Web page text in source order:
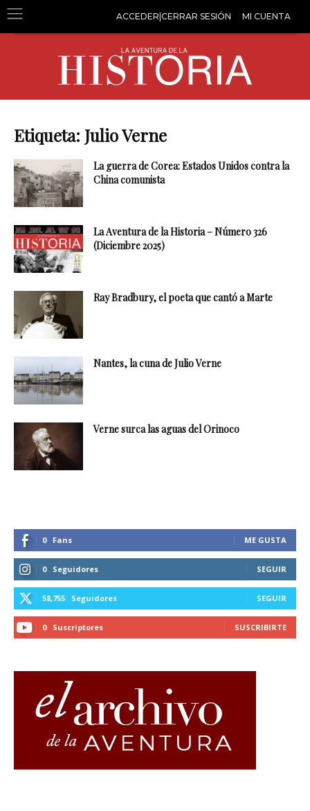
ACCEDER|CERRAR SESIÓN MI CUENTA
Etiqueta: Julio Verne
La guerra de Corea: Estados Unidos contra la
China comunista
La Aventura de la Historia – Número 326
(Diciembre 2025)
Ray Bradbury, el poeta que cantó a Marte
Nantes, la cuna de Julio Verne
Verne surca las aguas del Orinoco
0 Fans ME GUSTA
0 Seguidores SEGUIR
58,755 Seguidores SEGUIR
0 Suscriptores SUSCRIBIRTE